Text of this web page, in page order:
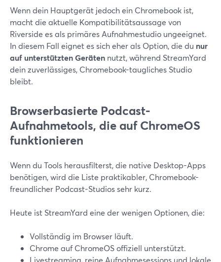
Wenn dein Hauptgerät jedoch ein Chromebook ist,
macht die aktuelle Kompatibilitätsaussage von
Riverside es als primäres Aufnahmestudio ungeeignet.
In diesem Fall eignet es sich eher als Option, die du nur
auf unterstützten Geräten nutzt, während StreamYard
dein zuverlässiges, Chromebook-taugliches Studio
bleibt.
Browserbasierte Podcast-
Aufnahmetools, die auf ChromeOS
funktionieren
Wenn du Tools herausfilterst, die native Desktop-Apps
benötigen, wird die Liste praktikabler, Chromebook-
freundlicher Podcast-Studios sehr kurz.
Heute ist StreamYard eine der wenigen Optionen, die:
Vollständig im Browser läuft.
Chrome auf ChromeOS offiziell unterstützt.
Livestreaming, reine Aufnahmesessions und lokale